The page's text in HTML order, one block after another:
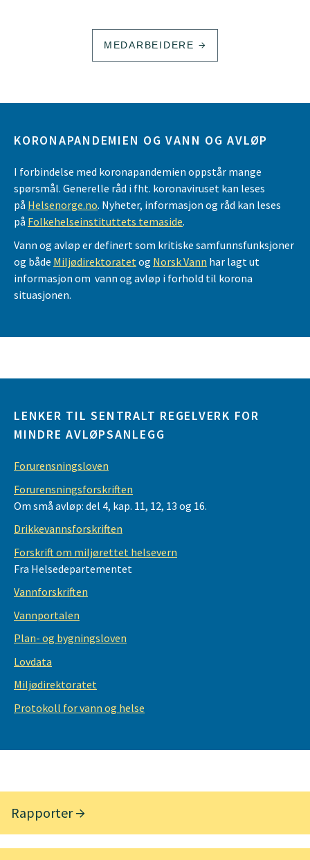
MEDARBEIDERE
KORONAPANDEMIEN OG VANN OG AVLØP
I forbindelse med koronapandemien oppstår mange
spørsmål. Generelle råd i fht. koronaviruset kan leses
på Helsenorge.no. Nyheter, informasjon og råd kan leses
på Folkehelseinstituttets temaside.
Vann og avløp er definert som kritiske samfunnsfunksjoner
og både Miljødirektoratet og Norsk Vann har lagt ut
informasjon om vann og avløp i forhold til korona
situasjonen.
LENKER TIL SENTRALT REGELVERK FOR
MINDRE AVLØPSANLEGG
Forurensningsloven
Forurensningsforskriften
Om små avløp: del 4, kap. 11, 12, 13 og 16.
Drikkevannsforskriften
Forskrift om miljørettet helsevern
Fra Helsedepartementet
Vannforskriften
Vannportalen
Plan- og bygningsloven
Lovdata
Miljødirektoratet
Protokoll for vann og helse
Rapporter